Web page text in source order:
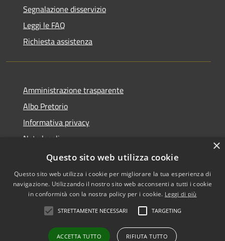
Segnalazione disservizio
Leggi le FAQ
Richiesta assistenza
Amministrazione trasparente
Albo Pretorio
Informativa privacy
Note legali
Dichiarazione di accessibilità
Accessibilità
•Accesso redazione
×
Questo sito web utilizza cookie
Questo sito web utilizza i cookie per migliorare la tua esperienza di
navigazione. Utilizzando il nostro sito web acconsenti a tutti i cookie
in conformità con la nostra policy per i cookie. Leggi di più
STRETTAMENTE NECESSARI TARGETING
ACCETTA TUTTO RIFIUTA TUTTO